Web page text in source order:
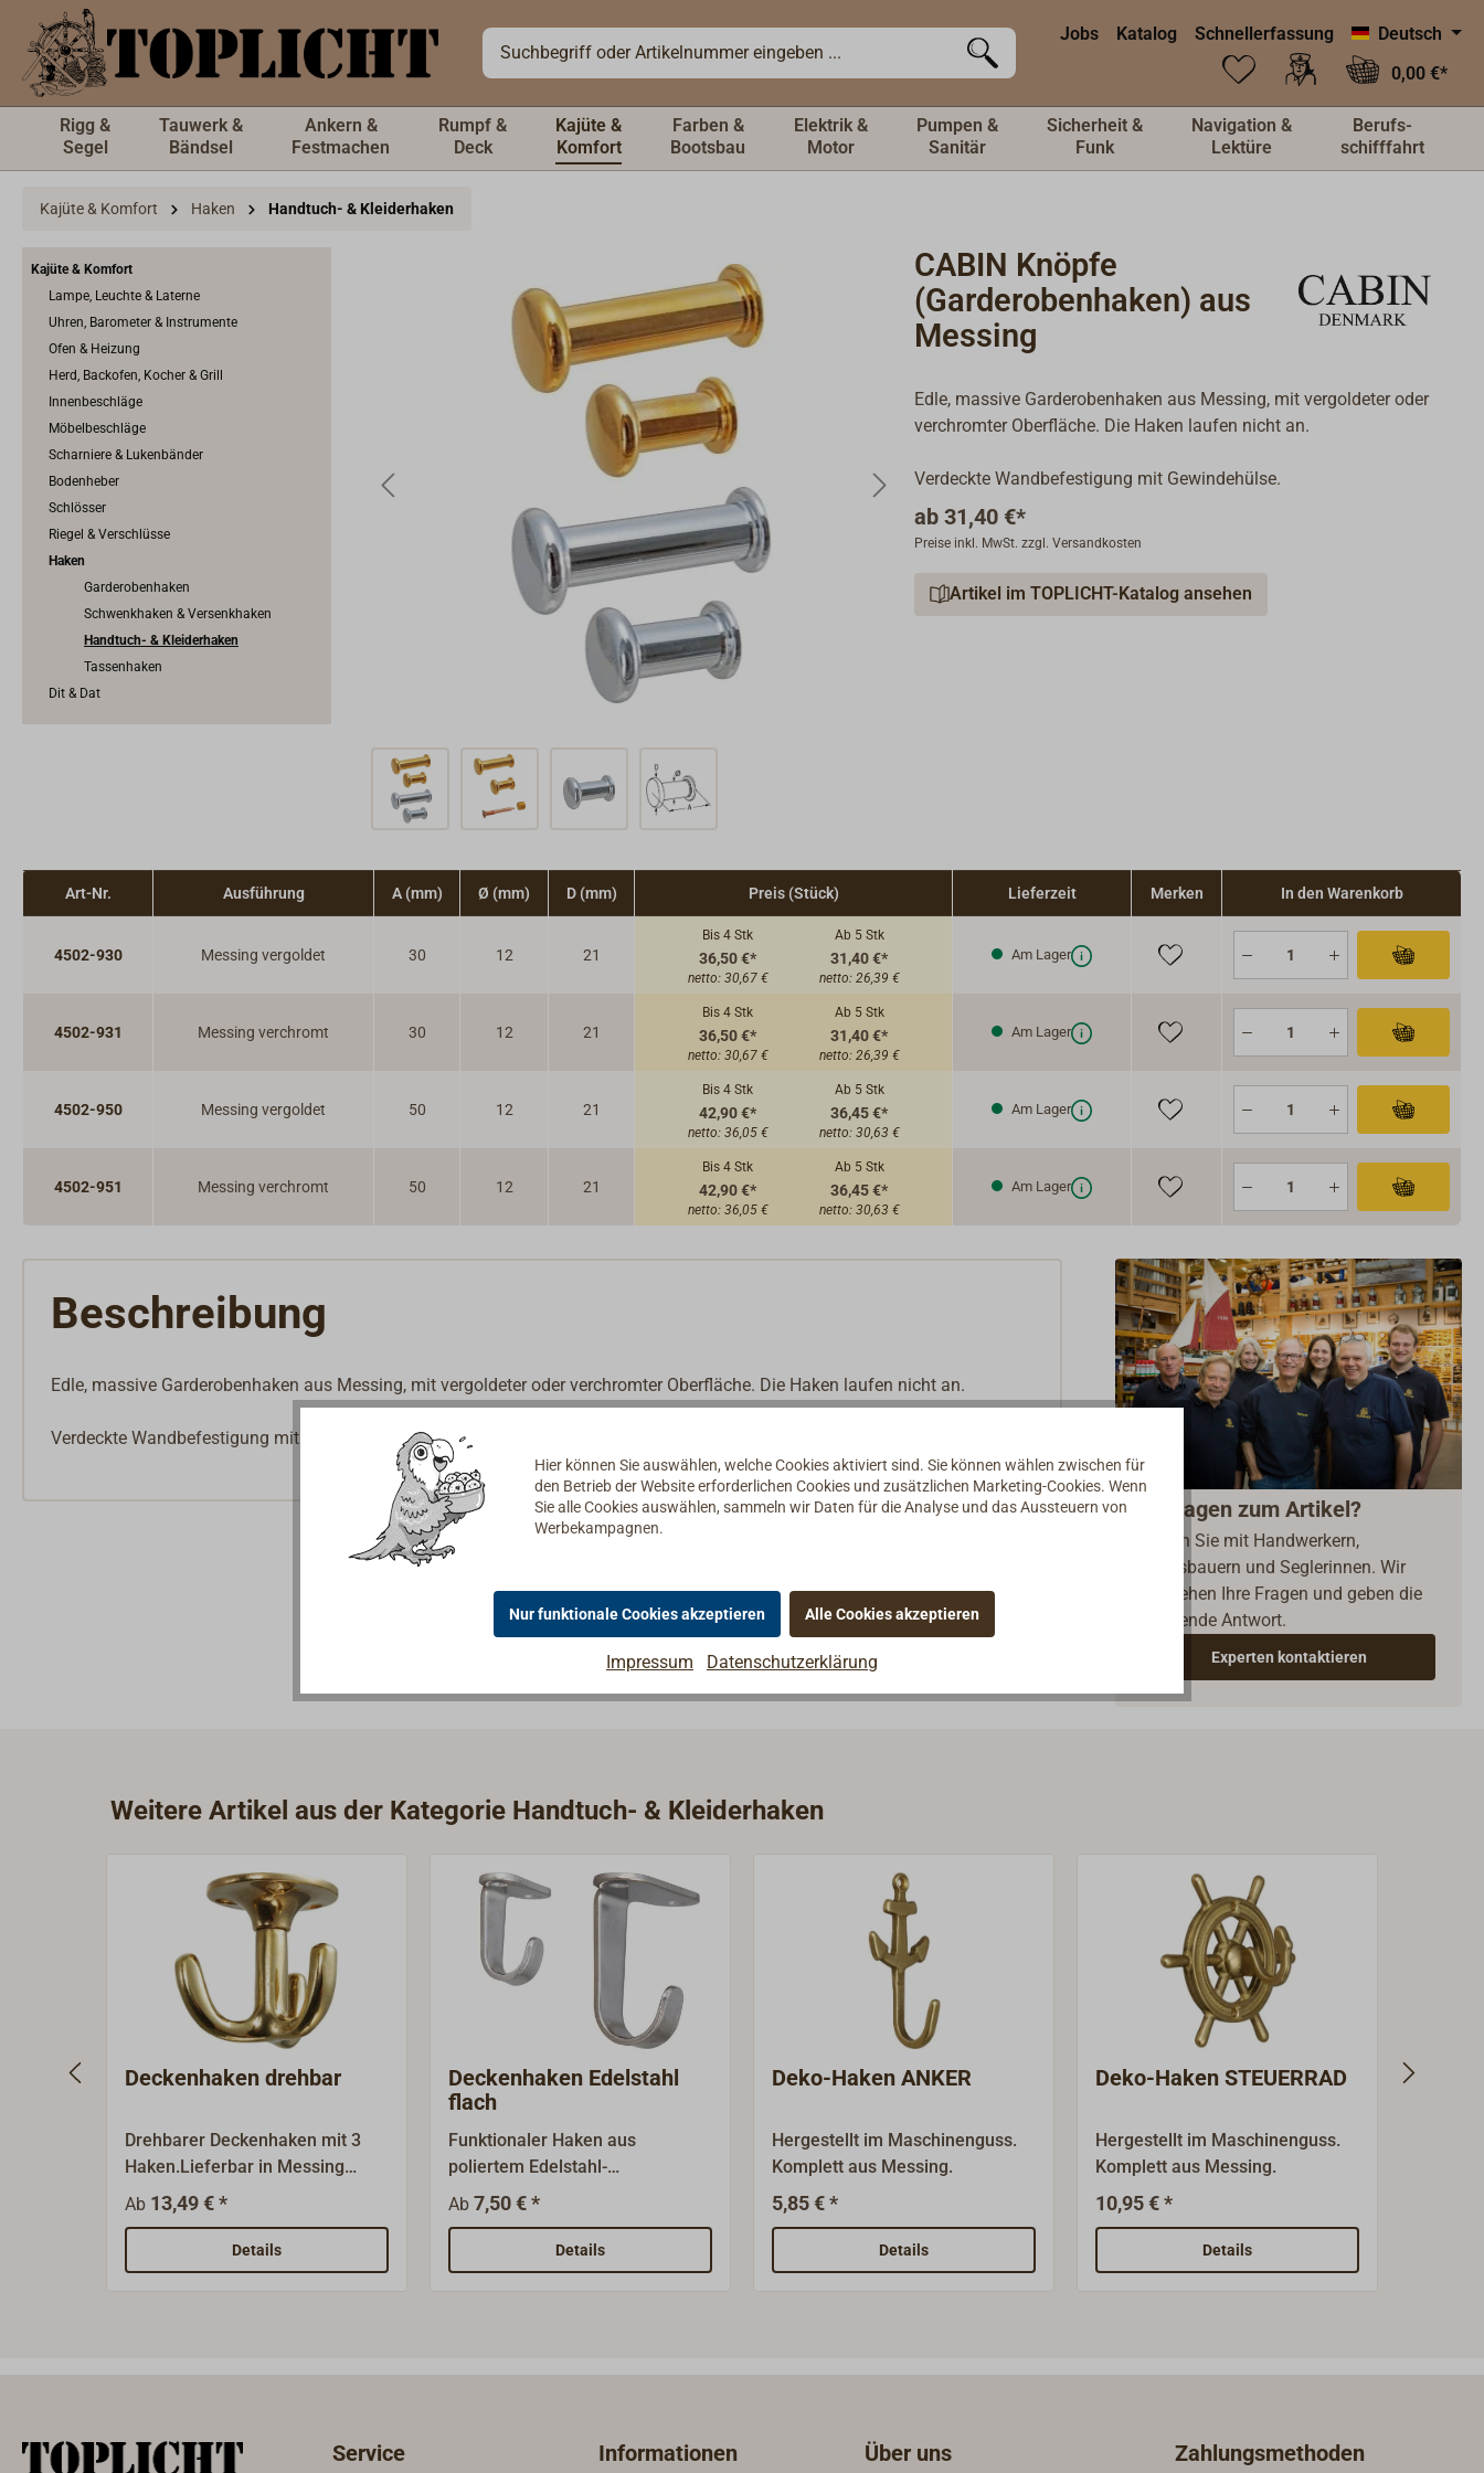
springen Jobs Katalog Schnellerfassung
Deutsch
0,00 €*
Rigg &
Segel
Tauwerk &
Bändsel
Ankern &
Festmachen
Rumpf &
Deck
Kajüte &
Komfort
Farben &
Bootsbau
Elektrik &
Motor
Pumpen &
Sanitär
Sicherheit &
Funk
Navigation &
Lektüre
Berufs-
schifffahrt
Kajüte & Komfort Haken Handtuch- & Kleiderhaken
Kajüte & Komfort
Lampe, Leuchte & Laterne
Uhren, Barometer & Instrumente
Ofen & Heizung
Herd, Backofen, Kocher & Grill
Innenbeschläge
Möbelbeschläge
Scharniere & Lukenbänder
Bodenheber
Schlösser
Riegel & Verschlüsse
Haken
Garderobenhaken
Schwenkhaken & Versenkhaken
Handtuch- & Kleiderhaken
Tassenhaken
Dit & Dat
CABIN Knöpfe
(Garderobenhaken) aus
Messing
Edle, massive Garderobenhaken aus Messing, mit vergoldeter oder
verchromter Oberfläche. Die Haken laufen nicht an.
Verdeckte Wandbefestigung mit Gewindehülse.
ab 31,40 €*
Preise inkl. MwSt. zzgl. Versandkosten
Artikel im TOPLICHT-Katalog ansehen
Art-Nr. Ausführung A (mm) Ø (mm) D (mm) Preis (Stück) Lieferzeit Merken In den Warenkorb
4502-930 Messing vergoldet 30 12 21
Bis 4 Stk
36,50 €*
netto: 30,67 €
Ab 5 Stk
31,40 €*
netto: 26,39 €
Am Lager
4502-931 Messing verchromt 30 12 21
Bis 4 Stk
36,50 €*
netto: 30,67 €
Ab 5 Stk
31,40 €*
netto: 26,39 €
Am Lager
4502-950 Messing vergoldet 50 12 21
Bis 4 Stk
42,90 €*
netto: 36,05 €
Ab 5 Stk
36,45 €*
netto: 30,63 €
Am Lager
4502-951 Messing verchromt 50 12 21
Bis 4 Stk
42,90 €*
netto: 36,05 €
Ab 5 Stk
36,45 €*
netto: 30,63 €
Am Lager
Beschreibung
Edle, massive Garderobenhaken aus Messing, mit vergoldeter oder verchromter Oberfläche. Die Haken laufen nicht an.
Verdeckte Wandbefestigung mit Gewindehülse.
Fragen zum Artikel?
Reden Sie mit Handwerkern,
Bootsbauern und Seglerinnen. Wir
verstehen Ihre Fragen und geben die
passende Antwort.
Experten kontaktieren
Weitere Artikel aus der Kategorie Handtuch- & Kleiderhaken
Deckenhaken drehbar
Drehbarer Deckenhaken mit 3
Haken.Lieferbar in Messing
gerollt oder Messing vernickelt.
Ab 13,49 € *
Details
Deckenhaken Edelstahl
flach
Funktionaler Haken aus
poliertem Edelstahl-
Flachmaterial.
Ab 7,50 € *
Details
Deko-Haken ANKER
Hergestellt im Maschinenguss.
Komplett aus Messing.
5,85 € *
Details
Deko-Haken STEUERRAD
Hergestellt im Maschinenguss.
Komplett aus Messing.
10,95 € *
Details
Service Informationen Über uns Zahlungsmethoden
Hier können Sie auswählen, welche Cookies aktiviert sind. Sie können wählen zwischen für
den Betrieb der Website erforderlichen Cookies und zusätzlichen Marketing-Cookies. Wenn
Sie alle Cookies auswählen, sammeln wir Daten für die Analyse und das Aussteuern von
Werbekampagnen.
Nur funktionale Cookies akzeptieren Alle Cookies akzeptieren
Impressum Datenschutzerklärung